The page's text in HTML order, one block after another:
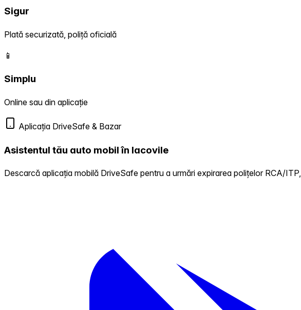
Sigur
Plată securizată, poliță oficială
📱
Simplu
Online sau din aplicație
Aplicația DriveSafe & Bazar
Asistentul tău auto mobil în Iacovile
Descarcă aplicația mobilă DriveSafe pentru a urmări expirarea polițelor RCA/